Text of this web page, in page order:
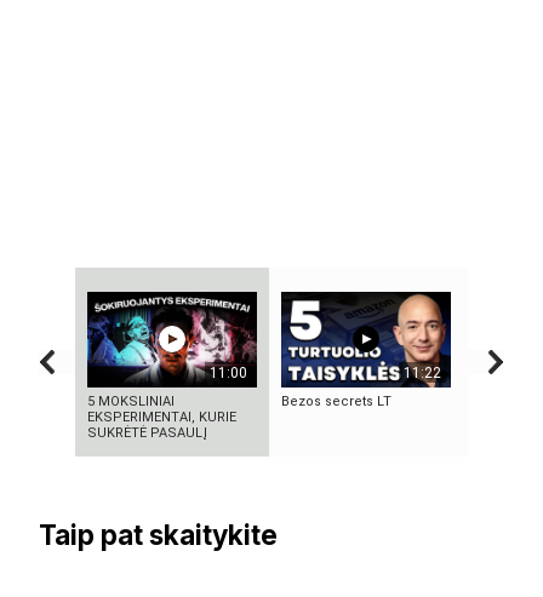
11:00
5 MOKSLINIAI
EKSPERIMENTAI, KURIE
SUKRĖTĖ PASAULĮ
11:22
Bezos secrets LT
Taip pat skaitykite